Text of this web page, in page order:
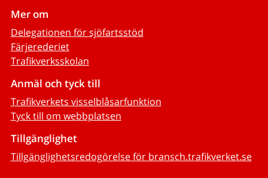
Mer om
Delegationen för sjöfartsstöd
Färjerederiet
Trafikverksskolan
Anmäl och tyck till
Trafikverkets visselblåsarfunktion
Tyck till om webbplatsen
Tillgänglighet
Tillgänglighetsredogörelse för bransch.trafikverket.se